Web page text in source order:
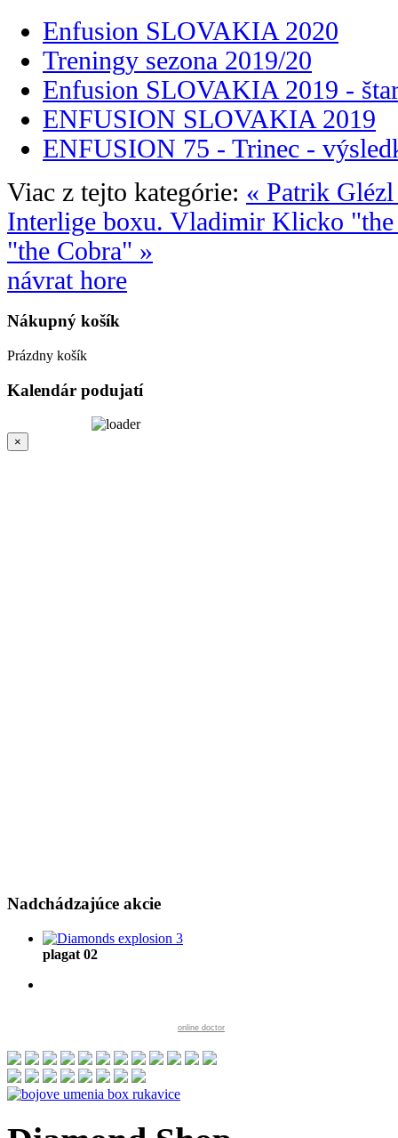
Enfusion SLOVAKIA 2020
Treningy sezona 2019/20
Enfusion SLOVAKIA 2019 -
ENFUSION SLOVAKIA 2019
ENFUSION 75 - Trinec -
Viac z tejto kategórie: « Patrik
Interlige boxu. Vladimir Klicko "the
"the Cobra" »
návrat hore
Nákupný košík
Prázdny košík
Kalendár podujatí
×
Nadchádzajúce akcie
plagat 02
online doctor